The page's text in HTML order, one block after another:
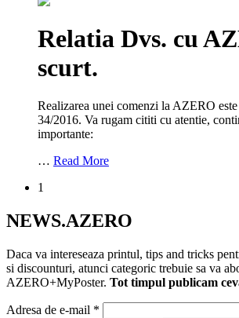
Relatia Dvs. cu
scurt.
Realizarea unei comenzi la AZERO
34/2016. Va rugam cititi cu atentie,
importante:
… Read More
1
NEWS.AZERO
Daca va intereseaza printul, tips and tricks
si discounturi, atunci categoric trebuie sa va
AZERO+MyPoster. Tot timpul publicam
Adresa de e-mail *